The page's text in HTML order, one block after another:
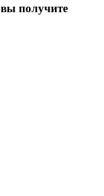
получите